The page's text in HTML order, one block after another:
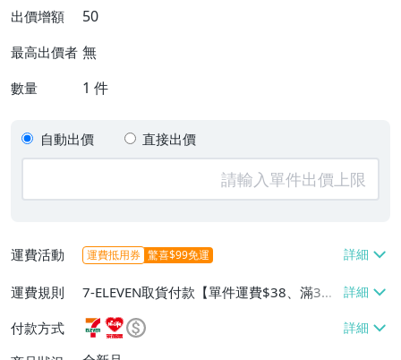
出價增額 50
最高出價者 無
數量 1 件
自動出價 直接出價
運費活動 運費抵用券 驚喜$99免運
運費規則
7-ELEVEN取貨付款【單件運費$38、滿3件
或消費滿$1000免運費】、萊爾富取貨付款
【單件運費$60、滿3件或消費滿$1000免
運費】、宅配/貨運【單件運費$180】
付款方式